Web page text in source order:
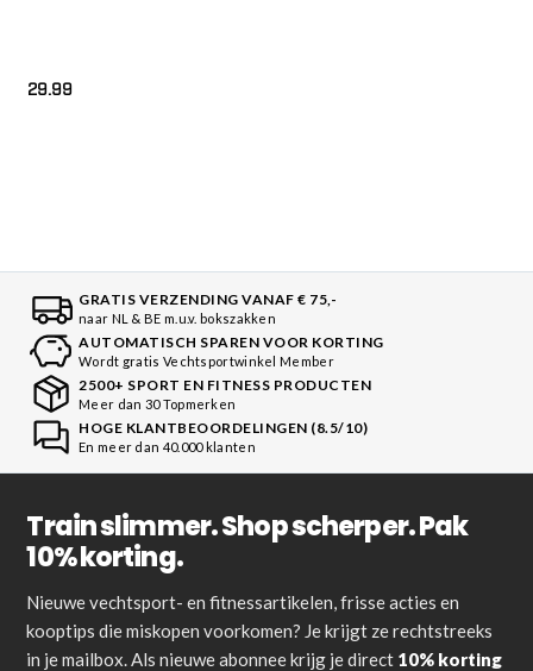
29.99
GRATIS VERZENDING VANAF € 75,-
naar NL & BE m.u.v. bokszakken
AUTOMATISCH SPAREN VOOR KORTING
Wordt gratis Vechtsportwinkel Member
2500+ SPORT EN FITNESS PRODUCTEN
Meer dan 30 Topmerken
HOGE KLANTBEOORDELINGEN (8.5/10)
En meer dan 40.000 klanten
Train slimmer. Shop scherper. Pak
10% korting.
Nieuwe vechtsport- en fitnessartikelen, frisse acties en
kooptips die miskopen voorkomen? Je krijgt ze rechtstreeks
in je mailbox. Als nieuwe abonnee krijg je direct 10% korting